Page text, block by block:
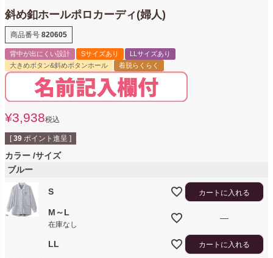
斜め釦ホールポロカーディ(婦人)
商品番号 820605
背中が出にくい設計 Sサイズあり
LLサイズあり
大きめボタン&斜めボタンホール
着脱らくらく
¥3,938税込
[ 39 ポイント進呈 ]
カラー サイズ
ブルー
S カートに入れる
M～L
在庫なし
—
LL カートに入れる